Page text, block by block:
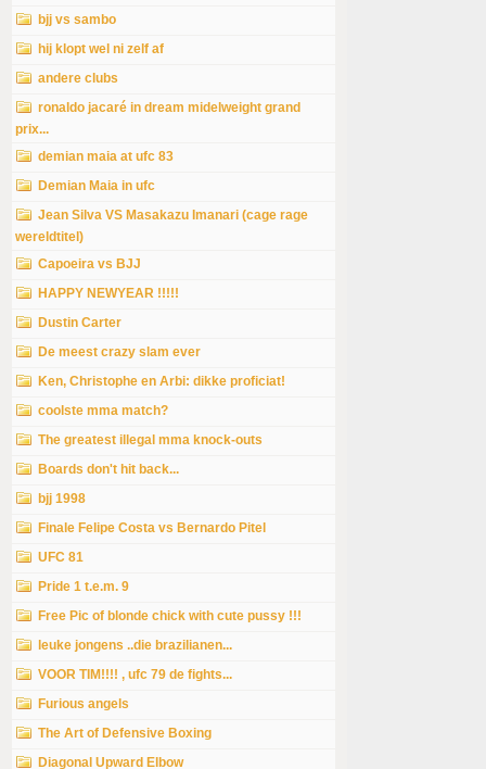
bjj vs sambo
hij klopt wel ni zelf af
andere clubs
ronaldo jacaré in dream midelweight grand
prix...
demian maia at ufc 83
Demian Maia in ufc
Jean Silva VS Masakazu Imanari (cage rage
wereldtitel)
Capoeira vs BJJ
HAPPY NEWYEAR !!!!!
Dustin Carter
De meest crazy slam ever
Ken, Christophe en Arbi: dikke proficiat!
coolste mma match?
The greatest illegal mma knock-outs
Boards don't hit back...
bjj 1998
Finale Felipe Costa vs Bernardo Pitel
UFC 81
Pride 1 t.e.m. 9
Free Pic of blonde chick with cute pussy !!!
leuke jongens ..die brazilianen...
VOOR TIM!!!! , ufc 79 de fights...
Furious angels
The Art of Defensive Boxing
Diagonal Upward Elbow